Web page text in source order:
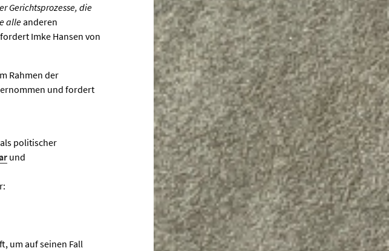
Gerichtsprozesse, die
alleanderen
Imke Hansen von
Rahmen der
und fordert
politischer
und
um auf seinen Fall